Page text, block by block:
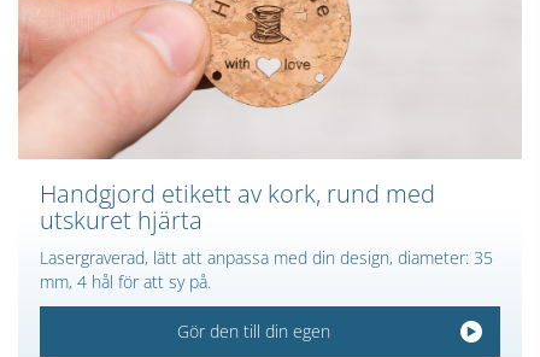
Handgjord etikett av kork, rund med
utskuret hjärta
Lasergraverad, lätt att anpassa med din design, diameter: 35
mm, 4 hål för att sy på.
Gör den till din egen